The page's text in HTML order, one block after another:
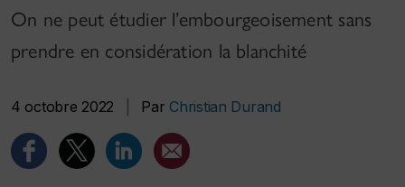
On ne peut étudier l’embourgeoisement sans
prendre en considération la blanchité
4 octobre 2022 Par Christian Durand